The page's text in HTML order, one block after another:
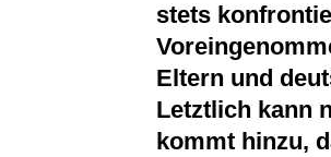
stets
Eltern und
Letztlich kann
kommt hinzu,